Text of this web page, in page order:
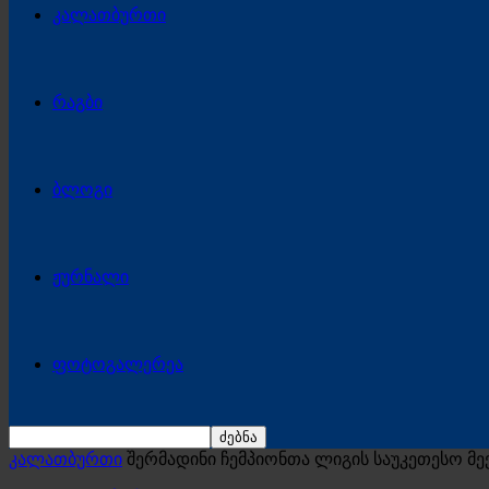
კალათბურთი
რაგბი
ბლოგი
ჟურნალი
ფოტოგალერეა
კალათბურთი შერმადინი ჩემპიონთა ლიგის საუკეთესო